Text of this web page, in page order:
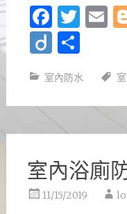
Diigo
分
室內防水
室內浴廁
11/15/2019